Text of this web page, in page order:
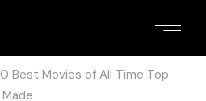
Best Movies of All Time Top